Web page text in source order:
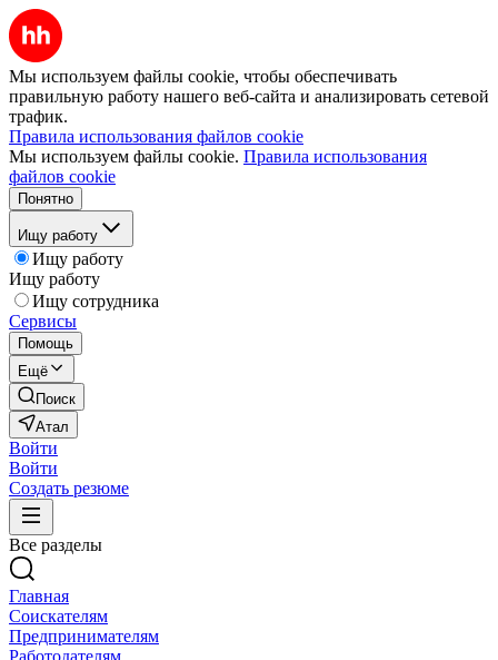
Мы используем файлы cookie, чтобы обеспечивать
правильную работу нашего веб-сайта и анализировать сетевой
трафик.
Правила использования файлов cookie
Мы используем файлы cookie. Правила использования
файлов cookie
Понятно
Ищу работу
Ищу работу
Ищу работу
Ищу сотрудника
Сервисы
Помощь
Ещё
Поиск
Атал
Войти
Войти
Создать резюме
Все разделы
Главная
Соискателям
Предпринимателям
Работодателям